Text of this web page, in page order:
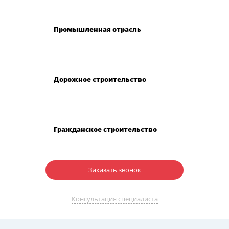
Промышленная отрасль
Дорожное строительство
Гражданское строительство
Заказать звонок
Консультация специалиста